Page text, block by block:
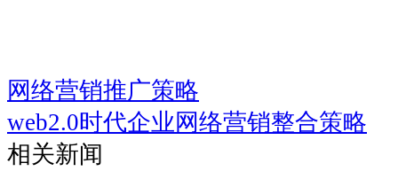
网络营销推广策略
web2.0时代企业网络营销整合策略
相关新闻